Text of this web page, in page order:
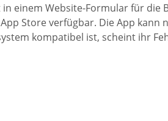
in einem Website-Formular für
Store verfügbar. Die App
kompatibel ist, scheint ihr